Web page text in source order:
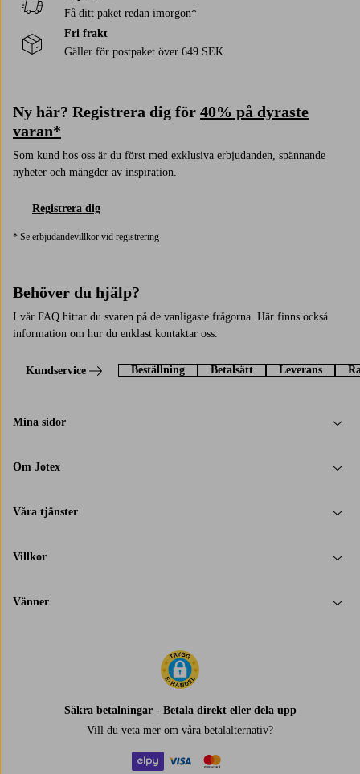
Få ditt paket redan imorgon*
Fri frakt
Gäller för postpaket över 649 SEK
Ny här? Registrera dig för 40% på dyraste
varan*
Som kund hos oss är du först med exklusiva erbjudanden, spännande
nyheter och mängder av inspiration.
Registrera dig
* Se erbjudandevillkor vid registrering
Behöver du hjälp?
I vår FAQ hittar du svaren på de vanligaste frågorna. Här finns också
information om hur du enklast kontaktar oss.
Kundservice Beställning Betalsätt Leverans
Mina sidor
Om Jotex
Våra tjänster
Villkor
Vänner
Säkra betalningar - Betala direkt eller dela upp
Vill du veta mer om våra betalalternativ?